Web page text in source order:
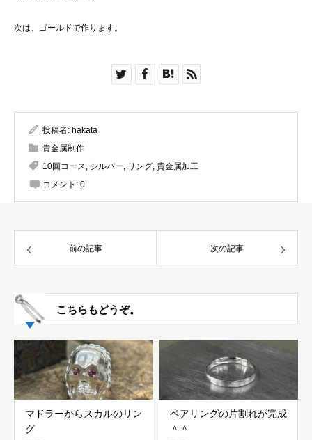
次は、ゴールドで作ります。
投稿者: hakata
貴金属制作
10回コース, シルバー, リング, 貴金属加工
コメント: 0
前の記事 次の記事
こちらもどうぞ。
マドラーからスカルのリン
グ
ペアリングの片割れが完成
＾＾